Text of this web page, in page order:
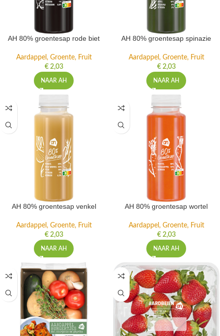
AH 80% groentesap rode biet
Aardappel, Groente, Fruit
€2,03
NAAR AH
AH 80% groentesap spinazie
Aardappel, Groente, Fruit
€2,03
NAAR AH
AH 80% groentesap venkel
Aardappel, Groente, Fruit
€2,03
NAAR AH
AH 80% groentesap wortel
Aardappel, Groente, Fruit
€2,03
NAAR AH